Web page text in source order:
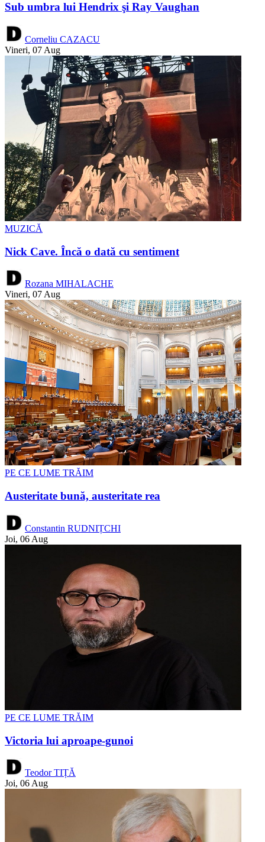
Sub umbra lui Hendrix şi Ray Vaughan
Corneliu CAZACU
Vineri, 07 Aug
MUZICĂ
Nick Cave. Încă o dată cu sentiment
Rozana MIHALACHE
Vineri, 07 Aug
PE CE LUME TRĂIM
Austeritate bună, austeritate rea
Constantin RUDNIȚCHI
Joi, 06 Aug
PE CE LUME TRĂIM
Victoria lui aproape-gunoi
Teodor TIȚĂ
Joi, 06 Aug